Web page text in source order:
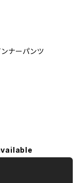
ナーパンツ